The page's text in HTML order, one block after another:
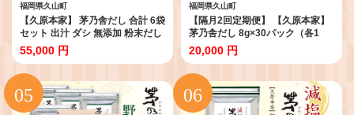
福岡県久山町
【久原本家】 茅乃舎だし 合計 6袋
セット 出汁 ダシ 無添加 粉末だし
55,000 円
福岡県久山町
【隔月2回定期便】 【久原本家】
茅乃舎だし 8g×30パック（各1
個） 計240g 茅乃舎 和風だし 出汁
だしの素
20,000 円